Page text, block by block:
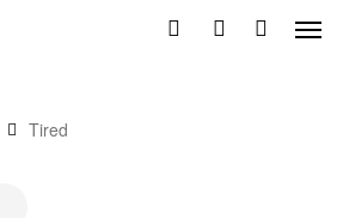
Tired
Cerrar